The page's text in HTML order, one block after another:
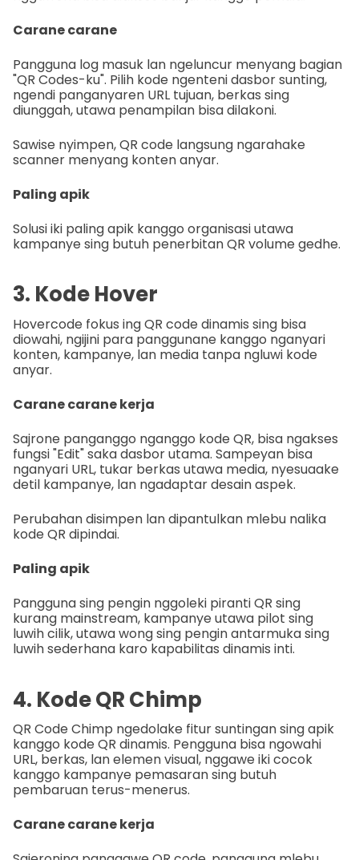
Carane carane
Pangguna log masuk lan ngeluncur menyang bagian
"QR Codes-ku". Pilih kode ngenteni dasbor sunting,
ngendi panganyaren URL tujuan, berkas sing
diunggah, utawa penampilan bisa dilakoni.
Sawise nyimpen, QR code langsung ngarahake
scanner menyang konten anyar.
Paling apik
Solusi iki paling apik kanggo organisasi utawa
kampanye sing butuh penerbitan QR volume gedhe.
3. Kode Hover
Hovercode fokus ing QR code dinamis sing bisa
diowahi, ngijini para panggunane kanggo nganyari
konten, kampanye, lan media tanpa ngluwi kode
anyar.
Carane carane kerja
Sajrone panganggo nganggo kode QR, bisa ngakses
fungsi "Edit" saka dasbor utama. Sampeyan bisa
nganyari URL, tukar berkas utawa media, nyesuaake
detil kampanye, lan ngadaptar desain aspek.
Perubahan disimpen lan dipantulkan mlebu nalika
kode QR dipindai.
Paling apik
Pangguna sing pengin nggoleki piranti QR sing
kurang mainstream, kampanye utawa pilot sing
luwih cilik, utawa wong sing pengin antarmuka sing
luwih sederhana karo kapabilitas dinamis inti.
4. Kode QR Chimp
QR Code Chimp ngedolake fitur suntingan sing apik
kanggo kode QR dinamis. Pengguna bisa ngowahi
URL, berkas, lan elemen visual, nggawe iki cocok
kanggo kampanye pemasaran sing butuh
pembaruan terus-menerus.
Carane carane kerja